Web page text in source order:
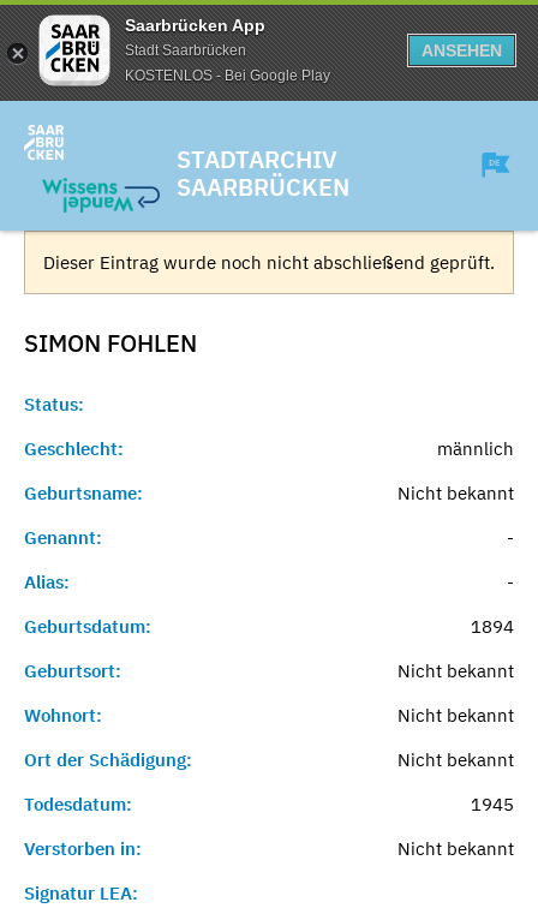
Saarbrücken App
Stadt Saarbrücken
KOSTENLOS - Bei Google Play
ANSEHEN
STADTARCHIV
SAARBRÜCKEN
Dieser Eintrag wurde noch nicht abschließend geprüft.
SIMON FOHLEN
Status:
Geschlecht:
männlich
Geburtsname:
Nicht bekannt
Genannt:
-
Alias:
-
Geburtsdatum:
1894
Geburtsort:
Nicht bekannt
Wohnort:
Nicht bekannt
Ort der Schädigung:
Nicht bekannt
Todesdatum:
1945
Verstorben in:
Nicht bekannt
Signatur LEA: